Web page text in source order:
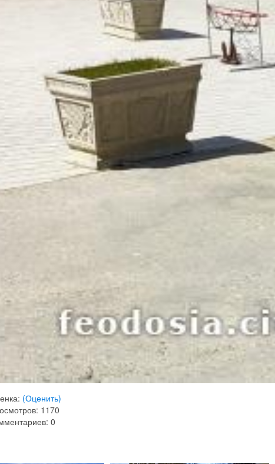
(Оценить)
1170
0